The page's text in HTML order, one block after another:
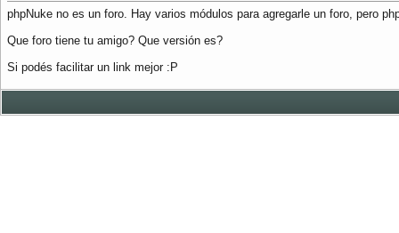
phpNuke no es un foro. Hay varios módulos para agregarle un foro, pero
Que foro tiene tu amigo? Que versión es?
Si podés facilitar un link mejor :P